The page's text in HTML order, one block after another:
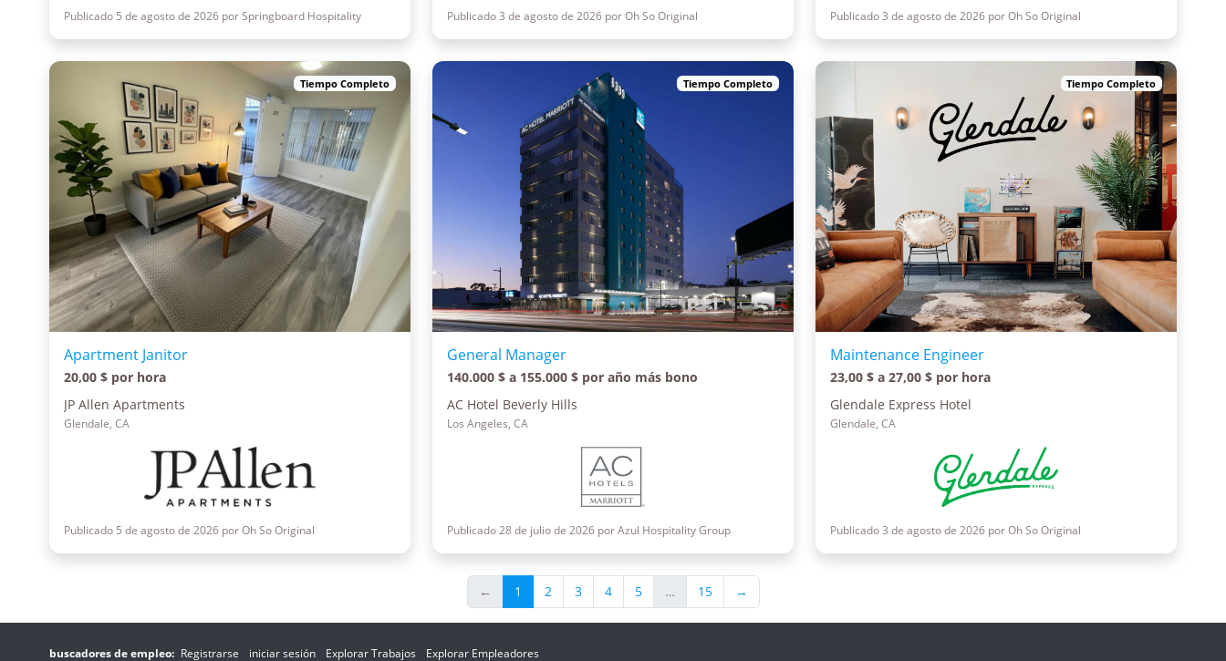
Publicado 5 de agosto de 2026 por Springboard Hospitality Publicado 3 de agosto de 2026 por Oh So Original Publicado 3 de agosto de 2026 por Oh So Original
Tiempo Completo
Apartment Janitor
20,00 $ por hora
JP Allen Apartments
Glendale, CA
Publicado 5 de agosto de 2026 por Oh So Original
Tiempo Completo
General Manager
140.000 $ a 155.000 $ por año más bono
AC Hotel Beverly Hills
Los Angeles, CA
Publicado 28 de julio de 2026 por Azul Hospitality Group
Tiempo Completo
Maintenance Engineer
23,00 $ a 27,00 $ por hora
Glendale Express Hotel
Glendale, CA
Publicado 3 de agosto de 2026 por Oh So Original
← 1 2 3 4 5 … 15 →
buscadores de empleo: Registrarse iniciar sesión Explorar Trabajos Explorar Empleadores